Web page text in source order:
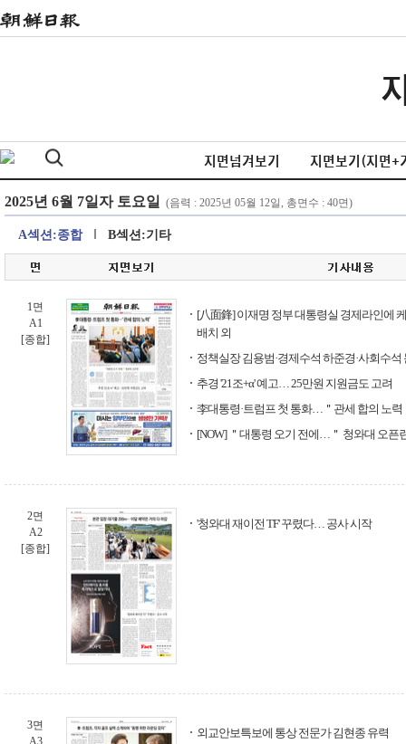
지면넘겨보기 지면보기(지면+
A섹션:종합 B섹션:기타
1면
A1
[종합]
[八面鋒] 이재명 정부 대통령실 경제라인에
배치 외
정책실장 김용범·경제수석 하준경·사회수석
추경 '21조+α' 예고… 25만원 지원금도 고려
李대통령·트럼프 첫 통화…＂관세 합의 노력
[NOW] ＂대통령 오기 전에…＂ 청와대 오픈
2면
A2
[종합]
'청와대 재이전 TF' 꾸렸다… 공사 시작
3면
A3
외교안보특보에 통상 전문가 김현종 유력